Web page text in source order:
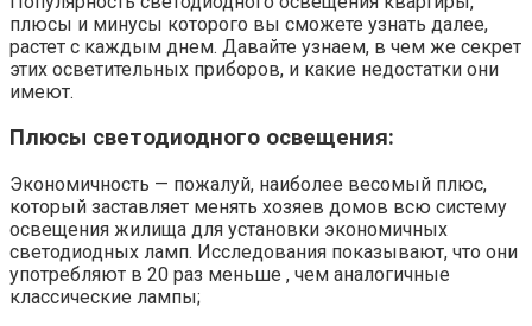
плюсы и минусы которого вы сможете узнать далее,
растет с каждым днем. Давайте узнаем, в чем же секрет
этих осветительных приборов, и какие недостатки они
имеют.
Плюсы светодиодного освещения:
Экономичность — пожалуй, наиболее весомый плюс,
который заставляет менять хозяев домов всю систему
освещения жилища для установки экономичных
светодиодных ламп. Исследования показывают, что они
употребляют в 20 раз меньше , чем аналогичные
классические лампы;